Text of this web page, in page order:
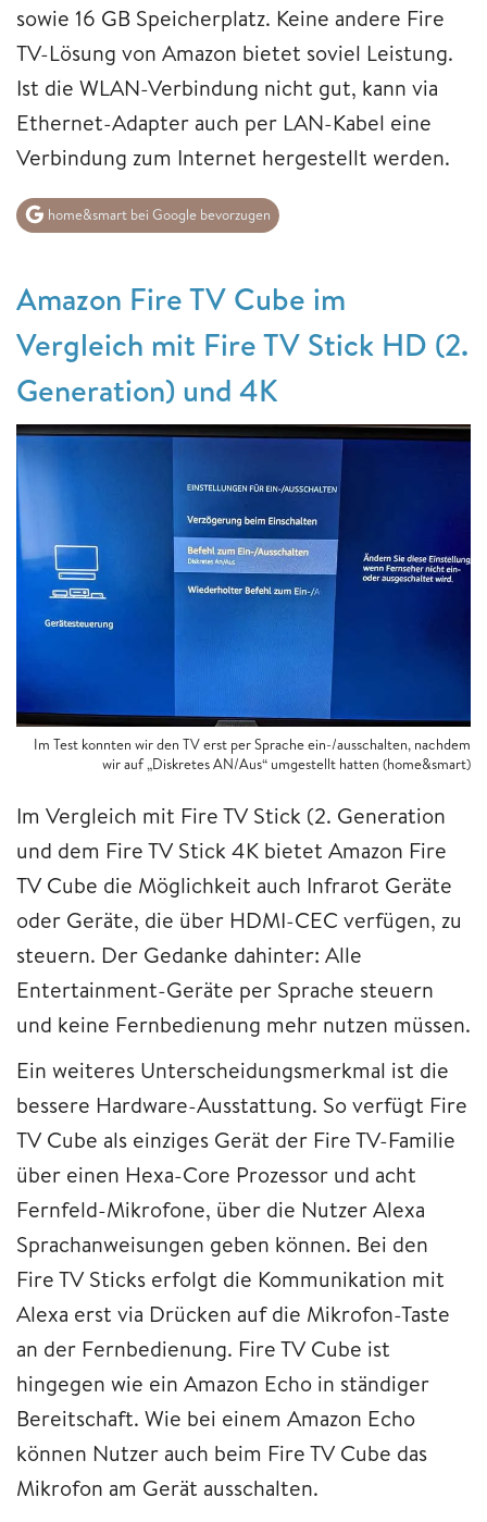
sowie 16 GB Speicherplatz. Keine andere Fire
TV-Lösung von Amazon bietet soviel Leistung.
Ist die WLAN-Verbindung nicht gut, kann via
Ethernet-Adapter auch per LAN-Kabel eine
Verbindung zum Internet hergestellt werden.
home&smart bei Google bevorzugen
Amazon Fire TV Cube im
Vergleich mit Fire TV Stick HD (2.
Generation) und 4K
Im Test konnten wir den TV erst per Sprache ein-/ausschalten, nachdem
wir auf „Diskretes AN/Aus“ umgestellt hatten (home&smart)
Im Vergleich mit Fire TV Stick (2. Generation
und dem Fire TV Stick 4K bietet Amazon Fire
TV Cube die Möglichkeit auch Infrarot Geräte
oder Geräte, die über HDMI-CEC verfügen, zu
steuern. Der Gedanke dahinter: Alle
Entertainment-Geräte per Sprache steuern
und keine Fernbedienung mehr nutzen müssen.
Ein weiteres Unterscheidungsmerkmal ist die
bessere Hardware-Ausstattung. So verfügt Fire
TV Cube als einziges Gerät der Fire TV-Familie
über einen Hexa-Core Prozessor und acht
Fernfeld-Mikrofone, über die Nutzer Alexa
Sprachanweisungen geben können. Bei den
Fire TV Sticks erfolgt die Kommunikation mit
Alexa erst via Drücken auf die Mikrofon-Taste
an der Fernbedienung. Fire TV Cube ist
hingegen wie ein Amazon Echo in ständiger
Bereitschaft. Wie bei einem Amazon Echo
können Nutzer auch beim Fire TV Cube das
Mikrofon am Gerät ausschalten.